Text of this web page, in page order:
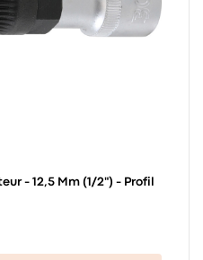
- 12,5 Mm (1/2") - Profil